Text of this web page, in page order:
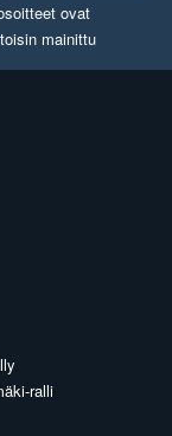
ovat
mainittu
ralli